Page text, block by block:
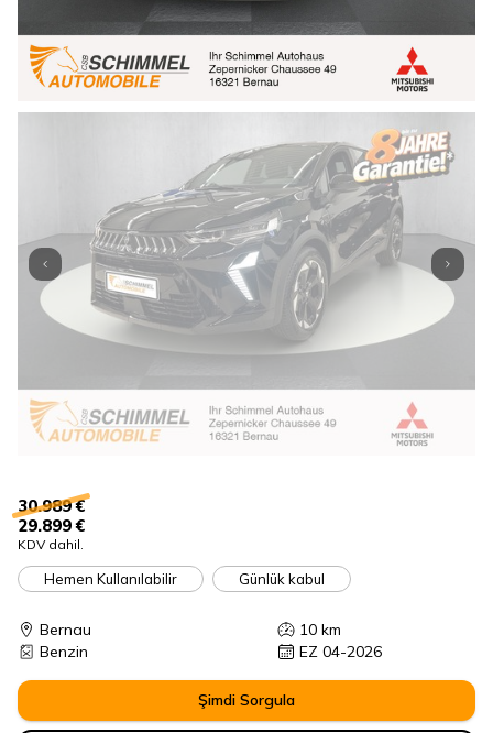
30.989 €
29.899 €
KDV dahil.
Hemen Kullanılabilir Günlük kabul
Bernau 10km
Benzin
EZ 04-2026
Şimdi Sorgula